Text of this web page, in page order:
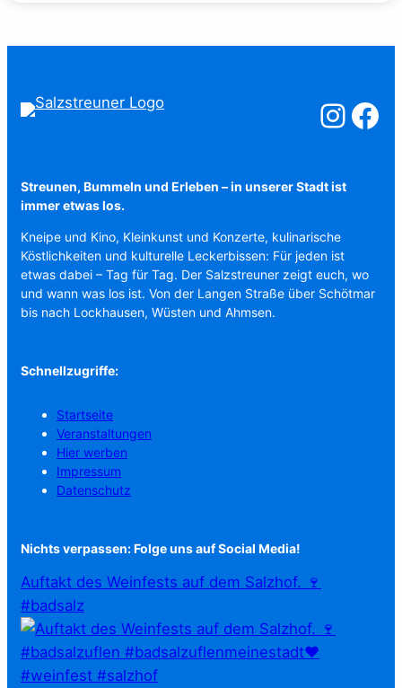
Salzstreuner
Streunen, Bummeln und Erleben – in unserer Stadt ist
immer etwas los.
Kneipe und Kino, Kleinkunst und Konzerte, kulinarische
Köstlichkeiten und kulturelle Leckerbissen: Für jeden ist
etwas dabei – Tag für Tag. Der Salzstreuner zeigt euch, wo
und wann was los ist. Von der Langen Straße über Schötmar
bis nach Lockhausen, Wüsten und Ahmsen.
Schnellzugriffe:
Startseite
Veranstaltungen
Hier werben
Impressum
Datenschutz
Nichts verpassen: Folge uns auf Social Media!
Auftakt des Weinfests auf dem Salzhof. 🍷
#badsalz